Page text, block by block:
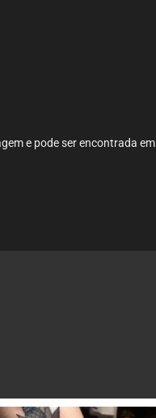
e pode ser encontrada em